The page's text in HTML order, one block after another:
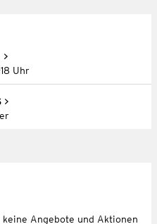
Uhr
Angebote und Aktionen